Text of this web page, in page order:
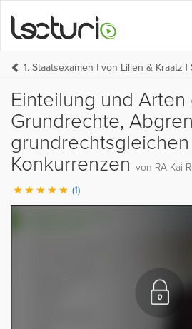
1. Staatsexamen | von Lilien & Kraatz |
Einteilung und Arten
Grundrechte,
Konkurrenzen von RA Kai
(1)